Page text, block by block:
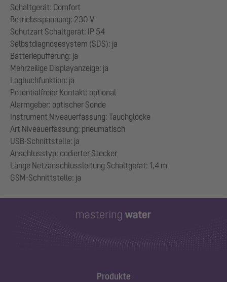
Schaltgerät: Comfort
Betriebsspannung: 230 V
Schutzart Schaltgerät: IP 54
Selbstdiagnosesystem (SDS): ja
Batteriepufferung: ja
Mehrzeilige Displayanzeige: ja
Logbuchfunktion: ja
Potentialfreier Kontakt: optional
Alarmgeber: optischer Sonde
Instrument Niveauerfassung: Tauchglocke
Art Niveauerfassung: pneumatisch
USB-Schnittstelle: ja
Anschlusstyp: codierter Stecker
Länge Netzanschlussleitung Schaltgerät: 1,4 m
Produkte